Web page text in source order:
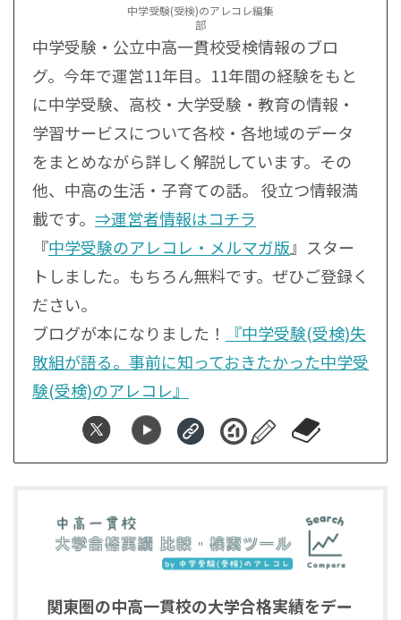
中学受験(受検)のアレコレ編集
部
中学受験・公立中高一貫校受検情報のブロ
グ。今年で運営11年目。11年間の経験をもと
に中学受験、高校・大学受験・教育の情報・
学習サービスについて各校・各地域のデータ
をまとめながら詳しく解説しています。その
他、中高の生活・子育ての話。 役立つ情報満
載です。 ⇒運営者情報はコチラ
『中学受験のアレコレ・メルマガ版』スター
トしました。もちろん無料です。ぜひご登録く
ださい。
ブログが本になりました！
『中学受験(受検)失
敗組が語る。事前に知っておきたかった中学受
験(受検)のアレコレ』
関東圏の中高一貫校の大学合格実績をデー